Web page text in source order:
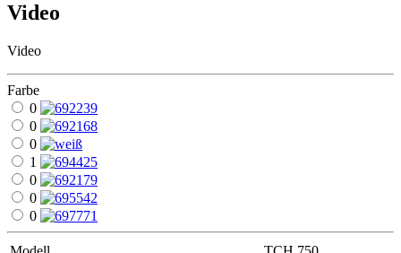
Video
Video
Farbe
0
0
0
1
0
0
0